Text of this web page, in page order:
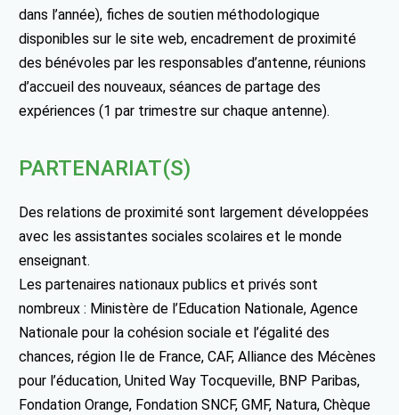
dans l’année), fiches de soutien méthodologique
disponibles sur le site web, encadrement de proximité
des bénévoles par les responsables d’antenne, réunions
d’accueil des nouveaux, séances de partage des
expériences (1 par trimestre sur chaque antenne).
PARTENARIAT(S)
Des relations de proximité sont largement développées
avec les assistantes sociales scolaires et le monde
enseignant.
Les partenaires nationaux publics et privés sont
nombreux : Ministère de l’Education Nationale, Agence
Nationale pour la cohésion sociale et l’égalité des
chances, région Ile de France, CAF, Alliance des Mécènes
pour l’éducation, United Way Tocqueville, BNP Paribas,
Fondation Orange, Fondation SNCF, GMF, Natura, Chèque